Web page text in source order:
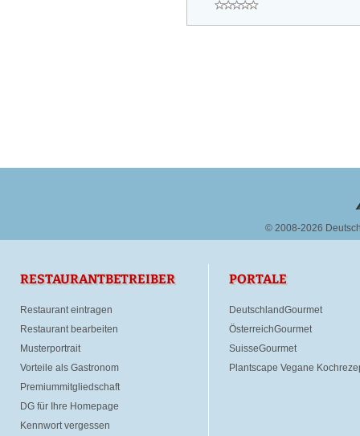
© 2008-2026
RESTAURANTBETREIBER
Restaurant eintragen
Restaurant bearbeiten
Musterportrait
Vorteile als Gastronom
Premiummitgliedschaft
DG für Ihre Homepage
Kennwort vergessen
PORTALE
DeutschlandGourmet
ÖsterreichGourmet
SuisseGourmet
Plantscape Vegane